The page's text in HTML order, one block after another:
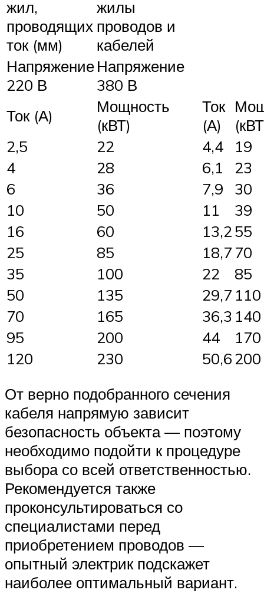
жил,
проводящих
ток (мм)
жилы
проводов и
кабелей
Напряжение
220 В
Напряжение
380 В
Ток (А)
Мощность
(кВТ)
Ток
(А)
2,5
22 4,4
19
4
28 6,1
23
6
36 7,9
30
10
50 11
39
16
60 13,255
25
85 18,7 70
35
100 22
85
50
135 29,7 110
70
165 36,3 140
95
200 44
170
120
230 50,6200
От верно подобранного сечения
кабеля напрямую зависит
безопасность объекта — поэтому
необходимо подойти к процедуре
выбора со всей ответственностью.
Рекомендуется также
проконсультироваться со
специалистами перед
приобретением проводов —
опытный электрик подскажет
наиболее оптимальный вариант.